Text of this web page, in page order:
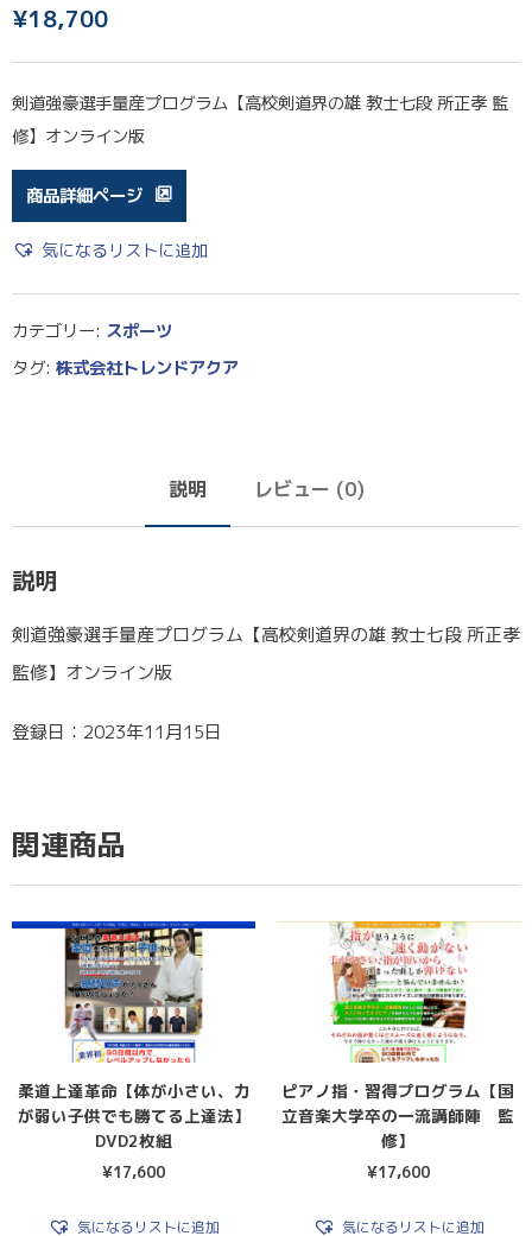
¥18,700
剣道強豪選手量産プログラム【高校剣道界の雄 教士七段 所正孝 監
修】オンライン版
商品詳細ページ
気になるリストに追加
カテゴリー: スポーツ
タグ: 株式会社トレンドアクア
説明 レビュー (0)
説明
剣道強豪選手量産プログラム【高校剣道界の雄 教士七段 所正孝
監修】オンライン版
登録日：2023年11月15日
関連商品
柔道上達革命【体が小さい、力
が弱い子供でも勝てる上達法】
DVD2枚組
¥17,600
気になるリストに追加
ピアノ指・習得プログラム【国
立音楽大学卒の一流講師陣 監
修】
¥17,600
気になるリストに追加